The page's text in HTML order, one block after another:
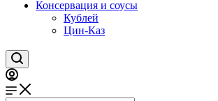
Консервация и соусы
Кублей
Цин-Каз